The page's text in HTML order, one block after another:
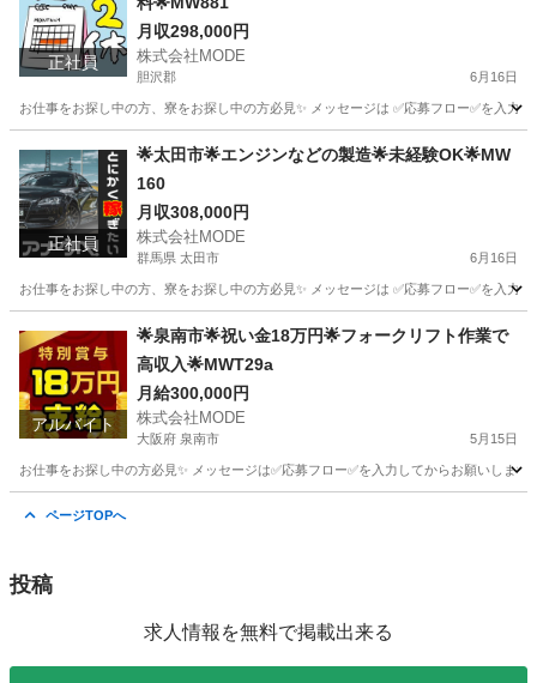
正社員
月収298,000円
株式会社MODE
胆沢郡 6月16日
お仕事をお探し中の方、寮をお探し中の方必見✨ メッセージは ✅応募フロー✅を入
その他 オペレーター
正社員
🌟太田市🌟エンジンなどの製造🌟未経験OK🌟MW
160
月収308,000円
株式会社MODE
群馬県 太田市 6月16日
お仕事をお探し中の方、寮をお探し中の方必見✨ メッセージは ✅応募フロー✅を入
その他 未経験
アルバイト
🌟泉南市🌟祝い金18万円🌟フォークリフト作業で
高収入🌟MWT29a
月給300,000円
株式会社MODE
大阪府 泉南市 5月15日
お仕事をお探し中の方必見✨ メッセージは✅応募フロー✅を入力してからお願いしま
ページTOPへ
投稿
求人情報を無料で掲載出来る